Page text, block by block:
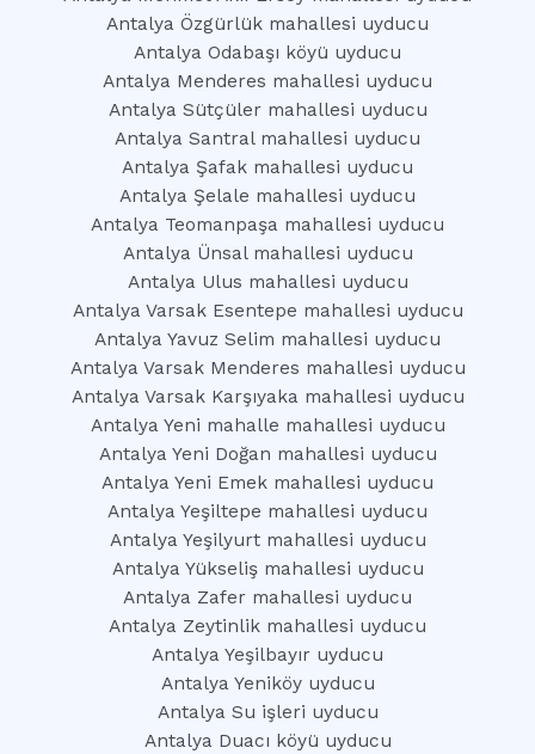
Antalya Özgürlük mahallesi uyducu
Antalya Odabaşı köyü uyducu
Antalya Menderes mahallesi uyducu
Antalya Sütçüler mahallesi uyducu
Antalya Santral mahallesi uyducu
Antalya Şafak mahallesi uyducu
Antalya Şelale mahallesi uyducu
Antalya Teomanpaşa mahallesi uyducu
Antalya Ünsal mahallesi uyducu
Antalya Ulus mahallesi uyducu
Antalya Varsak Esentepe mahallesi uyducu
Antalya Yavuz Selim mahallesi uyducu
Antalya Varsak Menderes mahallesi uyducu
Antalya Varsak Karşıyaka mahallesi uyducu
Antalya Yeni mahalle mahallesi uyducu
Antalya Yeni Doğan mahallesi uyducu
Antalya Yeni Emek mahallesi uyducu
Antalya Yeşiltepe mahallesi uyducu
Antalya Yeşilyurt mahallesi uyducu
Antalya Yükseliş mahallesi uyducu
Antalya Zafer mahallesi uyducu
Antalya Zeytinlik mahallesi uyducu
Antalya Yeşilbayır uyducu
Antalya Yeniköy uyducu
Antalya Su işleri uyducu
Antalya Duacı köyü uyducu